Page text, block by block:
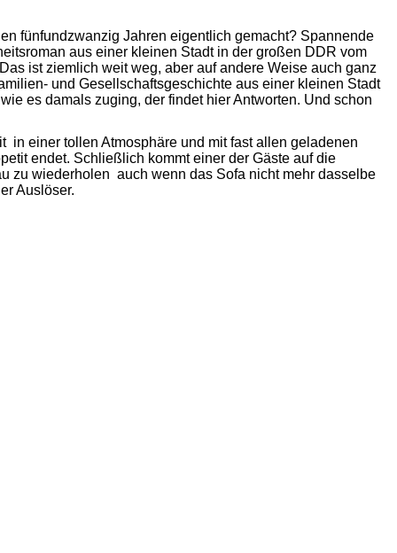
fünfundzwanzig Jahren eigentlich gemacht? Spannende
aus einer kleinen Stadt in der großen DDR vom
ist ziemlich weit weg, aber auf andere Weise auch ganz
und Gesellschaftsgeschichte aus einer kleinen Stadt
es damals zuging, der findet hier Antworten. Und schon
in einer tollen Atmosphäre und mit fast allen geladenen
endet. Schließlich kommt einer der Gäste auf die
wiederholen  auch wenn das Sofa nicht mehr dasselbe
Auslöser.